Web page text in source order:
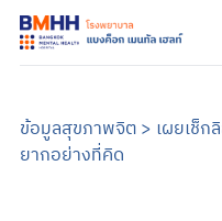
หน้าแรก
เกี่ยวกับเรา
ข้อมูลสุขภาพจิต> เผยเช็
ยากอย่างที่คิด